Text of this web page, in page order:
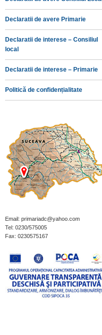
Declaratii de avere Primarie
Declaratii de interese – Consiliul
local
Declaratii de interese – Primarie
Politică de confidențialitate
Email: primariadc@yahoo.com
Tel: 0230/575005
Fax: 0230575167